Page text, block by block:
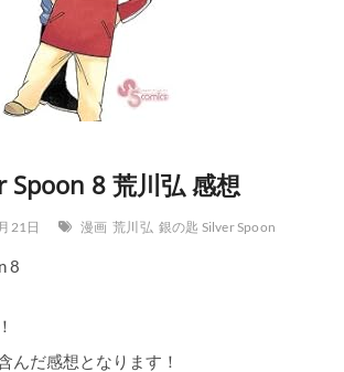
Spoon 8 荒川弘 感想
21日 漫画 荒川弘 銀の匙 Silver Spoon
8
んだ感想となります！